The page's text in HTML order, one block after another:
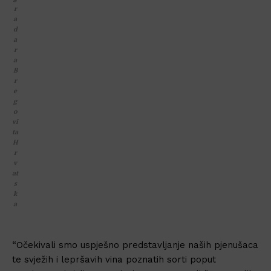
r
a
d
a
r
a
B
r
e
g
o
vi
ta
H
r
v
at
s
k
a
“Očekivali smo uspješno predstavljanje naših pjenušaca
te svježih i lepršavih vina poznatih sorti poput